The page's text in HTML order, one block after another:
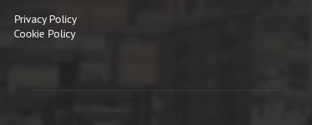
Privacy Policy
Cookie Policy